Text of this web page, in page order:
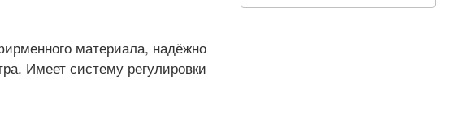
материала, надёжно
Имеет систему регулировки